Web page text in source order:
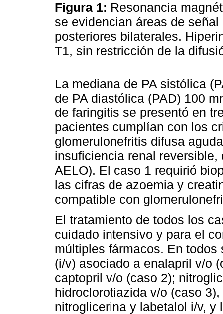
Figura 1: Resonancia
se evidencian áreas de
posteriores bilaterales.
T1, sin restricción de la
La mediana de PA sistólica
de PA diastólica (PAD) 100
de faringitis se presentó en
pacientes cumplían con los
glomerulonefritis difusa
insuficiencia renal
AELO). El caso 1 requirió
las cifras de azoemia y
compatible con
El tratamiento de todos los
cuidado intensivo y para el
múltiples fármacos. En
(i/v) asociado a enalapril v/o
captopril v/o (caso 2);
hidroclorotiazida v/o (caso
nitroglicerina y labetalol i/v, y